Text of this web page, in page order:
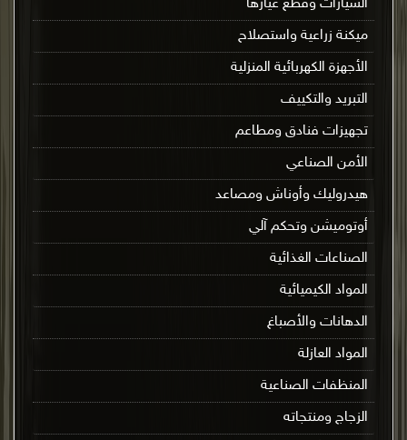
السيارات وقطع غيارها
ميكنة زراعية واستصلاح
الأجهزة الكهربائية المنزلية
التبريد والتكييف
تجهيزات فنادق ومطاعم
الأمن الصناعي
هيدروليك وأوناش ومصاعد
أوتوميشن وتحكم آلي
الصناعات الغذائية
المواد الكيميائية
الدهانات والأصباغ
المواد العازلة
المنظفات الصناعية
الزجاج ومنتجاته